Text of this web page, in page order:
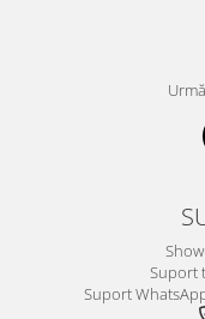
Suport
Suport